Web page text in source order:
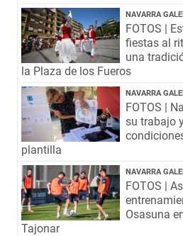
NAVARRA
FOTOS |
fiestas al
una
la Plaza de los Fueros
NAVARRA
FOTOS |
su trabajo
plantilla
NAVARRA
FOTOS |
Osasuna
Tajonar